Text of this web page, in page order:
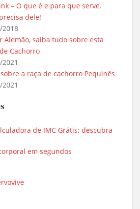
– O que é e para que serve.
dele!
2018
Alemão, saiba tudo sobre esta
Cachorro
a raça de cachorro Pequinês
de IMC Grátis: descubra
em segundos